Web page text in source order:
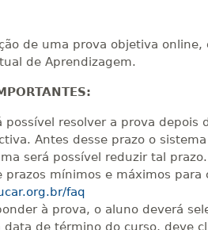
de uma prova objetiva
de Aprendizagem.
possível resolver a prova
Antes desse prazo o
será possível reduzir tal prazo.
prazos mínimos e máximos para
faq
à prova, o aluno deverá
data de término do curso, deve